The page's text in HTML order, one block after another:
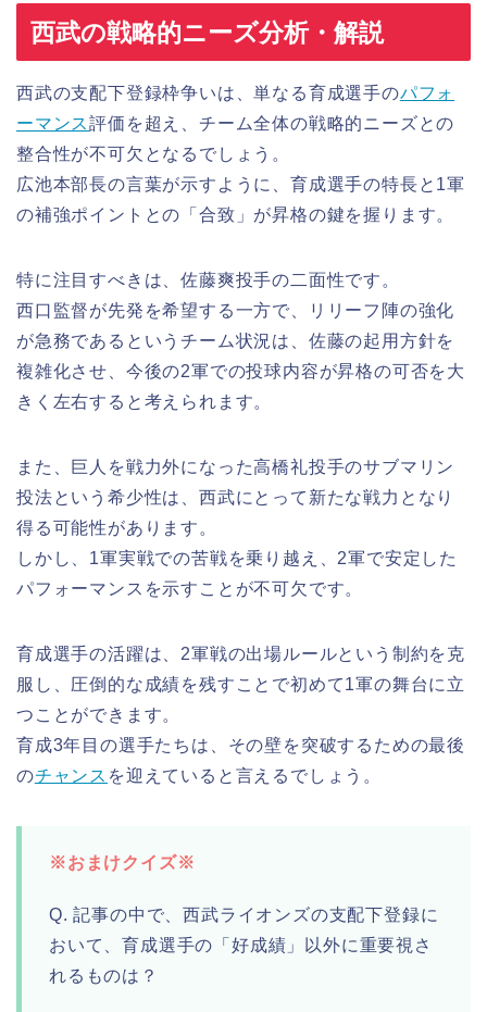
西武の戦略的ニーズ分析・解説
西武の支配下登録枠争いは、単なる育成選手のパフォ
ーマンス評価を超え、チーム全体の戦略的ニーズとの
整合性が不可欠となるでしょう。
広池本部長の言葉が示すように、育成選手の特長と1軍
の補強ポイントとの「合致」が昇格の鍵を握ります。
特に注目すべきは、佐藤爽投手の二面性です。
西口監督が先発を希望する一方で、リリーフ陣の強化
が急務であるというチーム状況は、佐藤の起用方針を
複雑化させ、今後の2軍での投球内容が昇格の可否を大
きく左右すると考えられます。
また、巨人を戦力外になった高橋礼投手のサブマリン
投法という希少性は、西武にとって新たな戦力となり
得る可能性があります。
しかし、1軍実戦での苦戦を乗り越え、2軍で安定した
パフォーマンスを示すことが不可欠です。
育成選手の活躍は、2軍戦の出場ルールという制約を克
服し、圧倒的な成績を残すことで初めて1軍の舞台に立
つことができます。
育成3年目の選手たちは、その壁を突破するための最後
のチャンス を迎えていると言えるでしょう。
※おまけクイズ※
Q. 記事の中で、西武ライオンズの支配下登録に
おいて、育成選手の「好成績」以外に重要視さ
れるものは？